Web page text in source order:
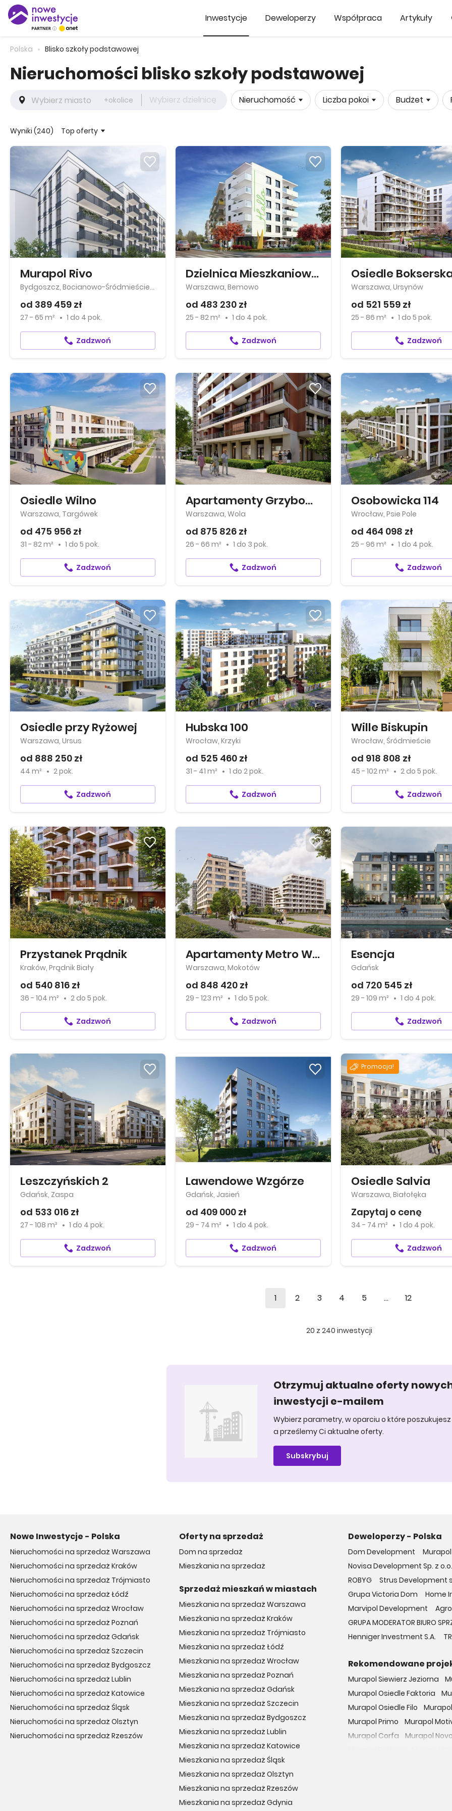
Inwestycje Deweloperzy Współpraca Artykuły
Polska Blisko szkoły podstawowej
Nieruchomości blisko szkoły podstawowej
+okolice Wybierz dzielnicę Nieruchomość Liczba pokoi Budżet
Wyniki (240) Top oferty
Murapol Rivo
Bydgoszcz, Bocianowo-Śródmieście-Stare Miasto
od 389 459 zł
27 - 65 m² 1 do 4 pok.
Zadzwoń
Dzielnica Mieszkaniowa Metro Zachód
Warszawa, Bemowo
od 483 230 zł
25 - 82 m² 1 do 4 pok.
Zadzwoń
Osiedle
Warszawa, Ursynów
od 521 559 zł
25 - 86 m² 1 do 5 pok.
Zadzwoń
Osiedle Wilno
Warszawa, Targówek
od 475 956 zł
31 - 82 m² 1 do 5 pok.
Zadzwoń
Apartamenty Grzybowska 11
Warszawa, Wola
od 875 826 zł
26 - 66 m² 1 do 3 pok.
Zadzwoń
Osobowicka 114
Wrocław, Psie Pole
od 464 098 zł
25 - 96 m² 1 do 4 pok.
Zadzwoń
Osiedle przy Ryżowej
Warszawa, Ursus
od 888 250 zł
44 m² 2 pok.
Zadzwoń
Hubska 100
Wrocław, Krzyki
od 525 460 zł
31 - 41 m² 1 do 2 pok.
Zadzwoń
Wille Biskupin
Wrocław, Śródmieście
od 918 808 zł
45 - 102 m² 2do 5 pok.
Zadzwoń
Przystanek Prądnik
Kraków, Prądnik Biały
od 540 816 zł
36 - 104 m² 2 do 5 pok.
Zadzwoń
Apartamenty Metro Wilanowska
Warszawa, Mokotów
od 848 420 zł
29 - 123 m² 1 do 5 pok.
Zadzwoń
Esencja
Gdańsk
od 720 545 zł
29 - 109 m² 1 do 4 pok.
Zadzwoń
Leszczyńskich 2
Gdańsk, Zaspa
od 533 016 zł
27 - 108 m² 1 do 4 pok.
Zadzwoń
Lawendowe Wzgórze
Gdańsk, Jasień
od 409 000 zł
29 - 74 m² 1 do 4 pok.
Zadzwoń
Promocja!
Osiedle Salvia
Warszawa, Białołęka
Zapytaj o cenę
34 - 74 m² 1 do 4 pok.
Zadzwoń
1 2 3 4 5 ... 12
20 z 240 inwestycji
Otrzymuj aktualne oferty
inwestycji e-mailem
Wybierz parametry, w oparciu o które
a prześlemy Ci aktualne oferty.
Subskrybuj
Nowe Inwestycje - Polska
Nieruchomości na sprzedaż Warszawa
Nieruchomości na sprzedaż Kraków
Nieruchomości na sprzedaż Trójmiasto
Nieruchomości na sprzedaż Łódź
Nieruchomości na sprzedaż Wrocław
Nieruchomości na sprzedaż Poznań
Nieruchomości na sprzedaż Gdańsk
Nieruchomości na sprzedaż Szczecin
Nieruchomości na sprzedaż Bydgoszcz
Nieruchomości na sprzedaż Lublin
Nieruchomości na sprzedaż Katowice
Nieruchomości na sprzedaż Śląsk
Nieruchomości na sprzedaż Olsztyn
Nieruchomości na sprzedaż Rzeszów
Oferty na sprzedaż
Dom na sprzedaż
Mieszkania na sprzedaż
Sprzedaż mieszkań w miastach
Mieszkania na sprzedaż Warszawa
Mieszkania na sprzedaż Kraków
Mieszkania na sprzedaż Trójmiasto
Mieszkania na sprzedaż Łódź
Mieszkania na sprzedaż Wrocław
Mieszkania na sprzedaż Poznań
Mieszkania na sprzedaż Gdańsk
Mieszkania na sprzedaż Szczecin
Mieszkania na sprzedaż Bydgoszcz
Mieszkania na sprzedaż Lublin
Mieszkania na sprzedaż Katowice
Mieszkania na sprzedaż Śląsk
Mieszkania na sprzedaż Olsztyn
Mieszkania na sprzedaż Rzeszów
Mieszkania na sprzedaż Gdynia
Deweloperzy - Polska
Dom Development
Murapol
Novisa Development Sp. z o.o.
ROBYG
Strus Development
Grupa Victoria Dom
Home
Marvipol Development
GRUPA MODERATOR BIURO
Henniger Investment S.A.
Rekomendowane
Murapol Siewierz Jeziorna
Murapol Osiedle Faktoria
Murapol Osiedle Filo
Murapol Primo
Murapol
Murapol Corfa
Murapol